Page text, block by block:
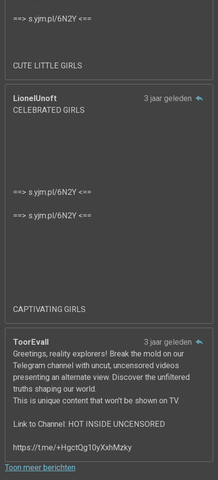
==> s.yjm.pl/6N2Y <==
CUTE LITTLE GIRLS
LionelUnoft
3 jaar geleden
CELEBRATED GIRLS
==> s.yjm.pl/6N2Y <==
==> s.yjm.pl/6N2Y <==
CAPTIVATING GIRLS
ToorEvall
3 jaar geleden
Greetings, reality explorers! Break the mold on our
Telegram channel with uncut, uncensored videos
presenting an alternate view. Discover the unfiltered
truths shaping our world.
This is unique content that won't be shown on TV.
Link to Channel: HOT INSIDE UNCENSORED
https://t.me/+HgctQg10yXxhMzky
Toon meer berichten